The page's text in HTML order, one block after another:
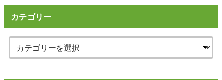
カテゴリー